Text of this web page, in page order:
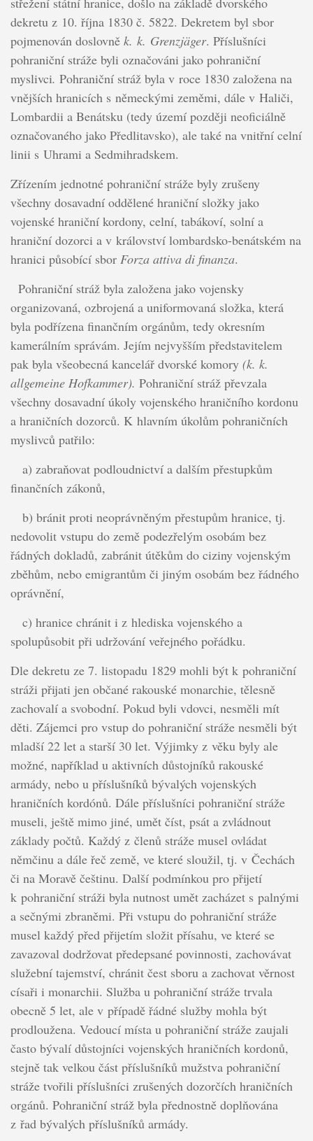
dekretu z 10. října 1830 č. 5822. Dekretem byl sbor
pojmenován doslovně k. k. Grenzjäger. Příslušníci
pohraniční stráže byli označováni jako pohraniční
myslivci. Pohraniční stráž byla v roce 1830 založena na
vnějších hranicích s německými zeměmi, dále v Haliči,
Lombardii a Benátsku (tedy území později neoficiálně
označovaného jako Předlitavsko), ale také na vnitřní celní
linii s Uhrami a Sedmihradskem.
Zřízením jednotné pohraniční stráže byly zrušeny
všechny dosavadní oddělené hraniční složky jako
vojenské hraniční kordony, celní, tabákoví, solní a
hraniční dozorci a v království lombardsko-benátském na
hranici působící sbor Forza attiva di finanza.
Pohraniční stráž byla založena jako vojensky
organizovaná, ozbrojená a uniformovaná složka, která
byla podřízena finančním orgánům, tedy okresním
kamerálním správám. Jejím nejvyšším představitelem
pak byla všeobecná kancelář dvorské komory (k. k.
allgemeine Hofkammer). Pohraniční stráž převzala
všechny dosavadní úkoly vojenského hraničního kordonu
a hraničních dozorců. K hlavním úkolům pohraničních
myslivců patřilo:
a) zabraňovat podloudnictví a dalším přestupkům
finančních zákonů,
b) bránit proti neoprávněným přestupům hranice, tj.
nedovolit vstupu do země podezřelým osobám bez
řádných dokladů, zabránit útěkům do ciziny vojenským
zběhům, nebo emigrantům či jiným osobám bez řádného
oprávnění,
c) hranice chránit i z hlediska vojenského a
spolupůsobit při udržování veřejného pořádku.
Dle dekretu ze 7. listopadu 1829 mohli být k pohraniční
stráži přijati jen občané rakouské monarchie, tělesně
zachovalí a svobodní. Pokud byli vdovci, nesměli mít
děti. Zájemci pro vstup do pohraniční stráže nesměli být
mladší 22 let a starší 30 let. Výjimky z věku byly ale
možné, například u aktivních důstojníků rakouské
armády, nebo u příslušníků bývalých vojenských
hraničních kordónů. Dále příslušníci pohraniční stráže
museli, ještě mimo jiné, umět číst, psát a zvládnout
základy počtů. Každý z členů stráže musel ovládat
němčinu a dále řeč země, ve které sloužil, tj. v Čechách
či na Moravě češtinu. Další podmínkou pro přijetí
k pohraniční stráži byla nutnost umět zacházet s palnými
a sečnými zbraněmi. Při vstupu do pohraniční stráže
musel každý před přijetím složit přísahu, ve které se
zavazoval dodržovat předepsané povinnosti, zachovávat
služební tajemství, chránit čest sboru a zachovat věrnost
císaři i monarchii. Služba u pohraniční stráže trvala
obecně 5 let, ale v případě řádné služby mohla být
prodloužena. Vedoucí místa u pohraniční stráže zaujali
často bývalí důstojníci vojenských hraničních kordonů,
stejně tak velkou část příslušníků mužstva pohraniční
stráže tvořili příslušníci zrušených dozorčích hraničních
orgánů. Pohraniční stráž byla přednostně doplňována
z řad bývalých příslušníků armády.